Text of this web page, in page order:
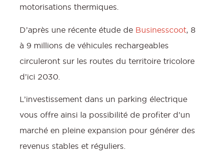
motorisations thermiques.
D’après une récente étude de Businesscoot, 8
à 9 millions de véhicules rechargeables
circuleront sur les routes du territoire tricolore
d’ici 2030.
L’investissement dans un parking électrique
vous offre ainsi la possibilité de profiter d’un
marché en pleine expansion pour générer des
revenus stables et réguliers.